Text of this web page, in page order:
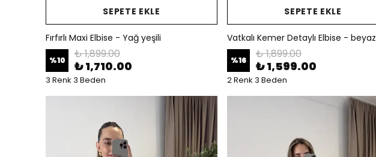
SEPETE EKLE
Fırfırlı Maxi Elbise - Yağ yeşili
%10 ₺ 1,899.00
₺ 1,710.00
3 Renk 3 Beden
SEPETE EKLE
Vatkalı Kemer Detaylı Elbise - beyaz
%16 ₺ 1,899.00
₺ 1,599.00
2 Renk 3 Beden